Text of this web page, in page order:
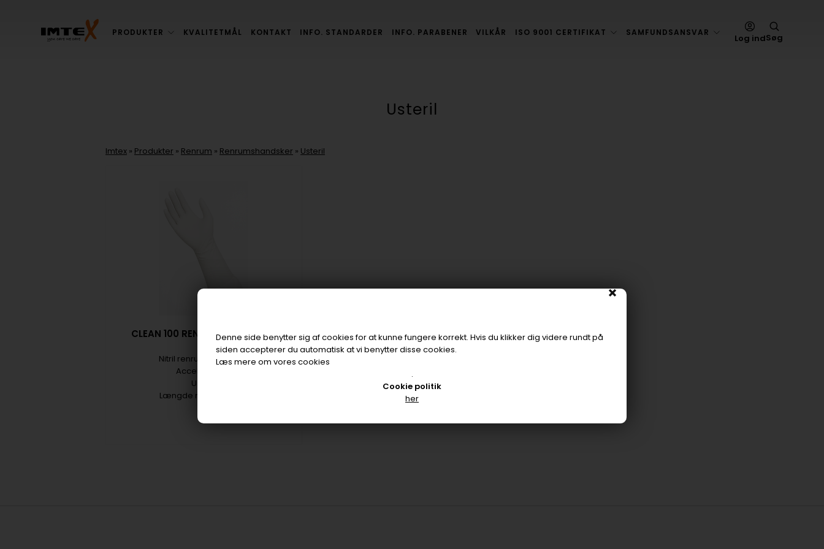
Cookie politik
Denne side benytter sig af cookies for at kunne fungere korrekt. Hvis du klikker dig videre rundt på
siden accepterer du automatisk at vi benytter disse cookies.
Læs mere om vores cookies
her
.
PRODUKTER KVALITETMÅL KONTAKT INFO. STANDARDER INFO. PARABENER VILKÅR ISO 9001 CERTIFIKAT SAMFUNDSANSVAR
Log indSøg
Usteril
Imtex » Produkter » Renrum » Renrumshandsker » Usteril
CLEAN 100 RENRUMSHANDSKER
Nitril renrumshandske.
Acceleratorfri
Usteril
Længde min. 300 mm.